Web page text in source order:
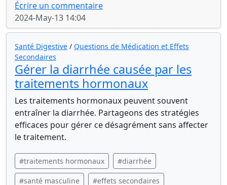
Écrire un commentaire
2024-May-13 14:04
Santé Digestive / Questions de Médication et Effets
Secondaires
Gérer la diarrhée causée par les
traitements hormonaux
Les traitements hormonaux peuvent souvent
entraîner la diarrhée. Partageons des stratégies
efficaces pour gérer ce désagrément sans affecter
le traitement.
#traitements hormonaux #diarrhée
#santé masculine #effets secondaires